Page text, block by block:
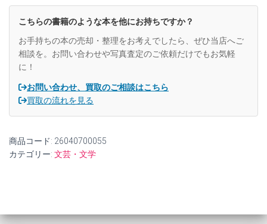
集
11)
【中
個
こちらの書籍のような本を他にお持ちですか？
お手持ちの本の売却・整理をお考えでしたら、ぜひ当店へご
相談を。お問い合わせや写真査定のご依頼だけでもお気軽
に！
お問い合わせ、買取のご相談はこちら
買取の流れを見る
商品コード: 26040700055
カテゴリー: 文芸・文学